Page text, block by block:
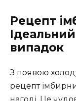
Рецепт
випадок
З появою
рецепт